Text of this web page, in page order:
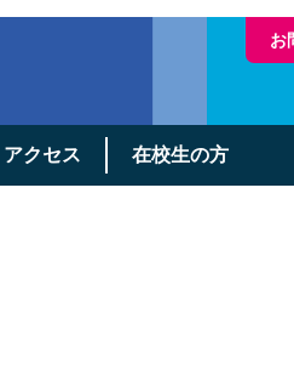
お
アクセス 在校生の方